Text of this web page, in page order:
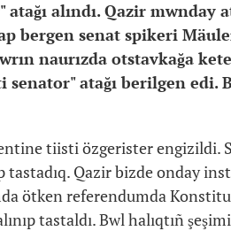
alındı. Qazir mwnday
bergen senat spikeri
naurızda otstavkağa
atağı berilgen edi.
tiisti özgerister engizildi.
tastadıq. Qazir bizde onday
ötken referendumda
tastaldı. Bwl halıqtıñ